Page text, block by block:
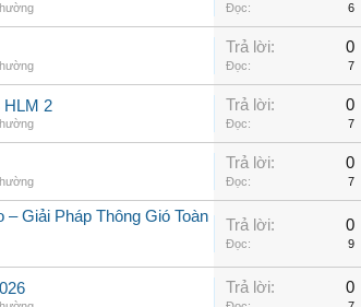
Đọc: 6
Trả lời: 0
Đọc: 7
HLM 2 Trả lời: 0
Đọc: 7
Trả lời: 0
Đọc: 7
Giải Pháp Thông Gió Toàn
Trả lời: 0
Đọc: 9
Trả lời: 0